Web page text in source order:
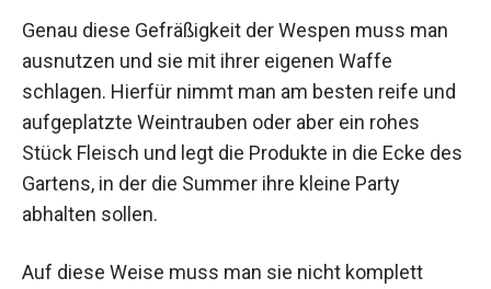
Genau diese Gefräßigkeit der Wespen muss man
ausnutzen und sie mit ihrer eigenen Waffe
schlagen. Hierfür nimmt man am besten reife und
aufgeplatzte Weintrauben oder aber ein rohes
Stück Fleisch und legt die Produkte in die Ecke des
Gartens, in der die Summer ihre kleine Party
abhalten sollen.
Auf diese Weise muss man sie nicht komplett